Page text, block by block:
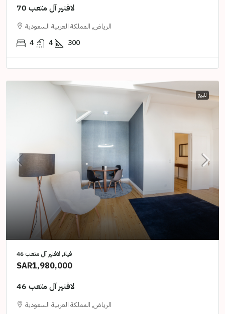
لافنير آل متعب 70
الرياض, المملكة العربية السعودية
4 4 300
للبيع
فيلا, لافنير آل متعب 46
SAR1,980,000
لافنير آل متعب 46
الرياض, المملكة العربية السعودية